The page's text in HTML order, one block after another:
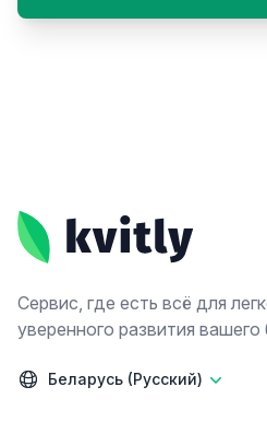
Сервис, где есть всё для
уверенного развития вашего
Беларусь (Русский)